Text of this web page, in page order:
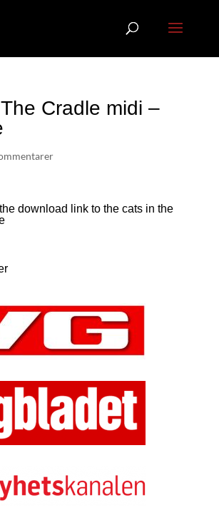
Cradle midi –
download link to the cats in the